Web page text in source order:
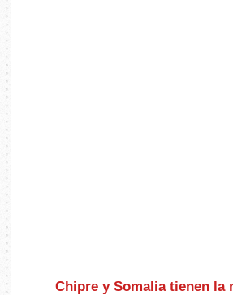
Chipre y Somalia tienen la